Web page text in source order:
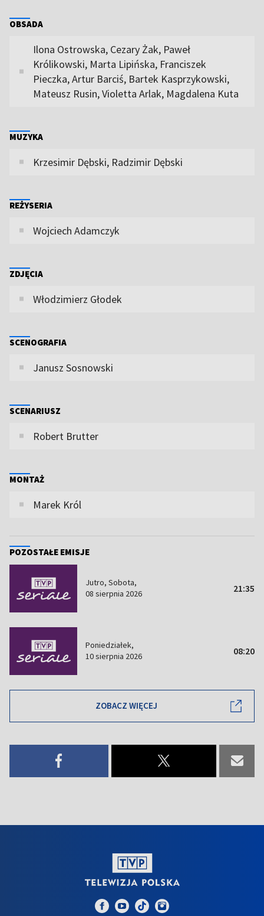
OBSADA
Ilona Ostrowska, Cezary Żak, Paweł
Królikowski, Marta Lipińska, Franciszek
Pieczka, Artur Barciś, Bartek Kasprzykowski,
Mateusz Rusin, Violetta Arlak, Magdalena Kuta
MUZYKA
Krzesimir Dębski, Radzimir Dębski
REŻYSERIA
Wojciech Adamczyk
ZDJĘCIA
Włodzimierz Głodek
SCENOGRAFIA
Janusz Sosnowski
SCENARIUSZ
Robert Brutter
MONTAŻ
Marek Król
POZOSTAŁE EMISJE
Jutro, Sobota,
08 sierpnia 2026
21:35
Poniedziałek,
10 sierpnia 2026
08:20
ZOBACZ WIĘCEJ